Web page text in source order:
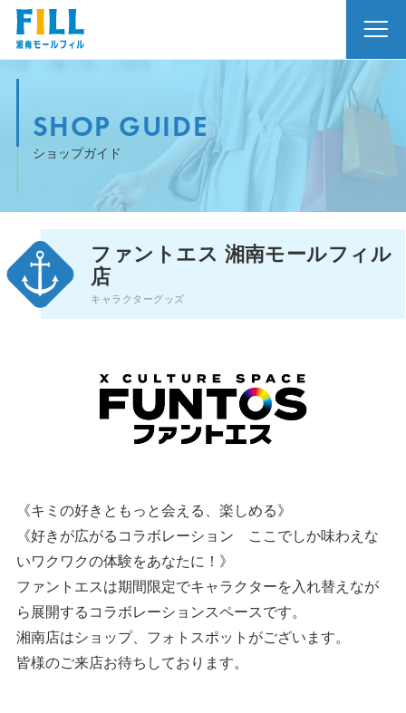
SHOP GUIDE
ショップガイド
ファントエス 湘南モールフィル
店
キャラクターグッズ
《キミの好きともっと会える、楽しめる》
《好きが広がるコラボレーション ここでしか味わえな
いワクワクの体験をあなたに！》
ファントエスは期間限定でキャラクターを入れ替えなが
ら展開するコラボレーションスペースです。
湘南店はショップ、フォトスポットがございます。
皆様のご来店お待ちしております。